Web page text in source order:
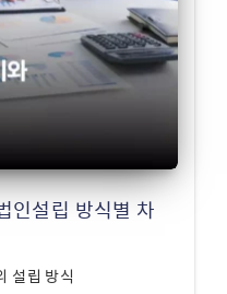
인설립 방식별 차
설립 방식